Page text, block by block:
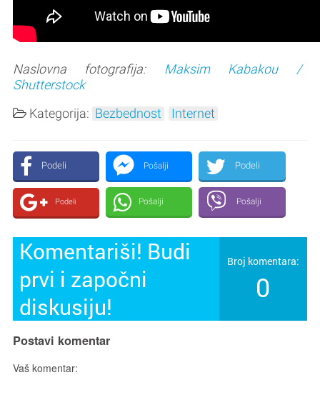
Naslovna fotografija:
Maksim Kabakou /
Shutterstock
Kategorija: Bezbednost Internet
Podeli Pošalji Podeli
Podeli Pošalji Pošalji
Komentariši! Budi
prvi i započni
diskusiju!
Broj komentara:
0
Postavi komentar
Vaš komentar: